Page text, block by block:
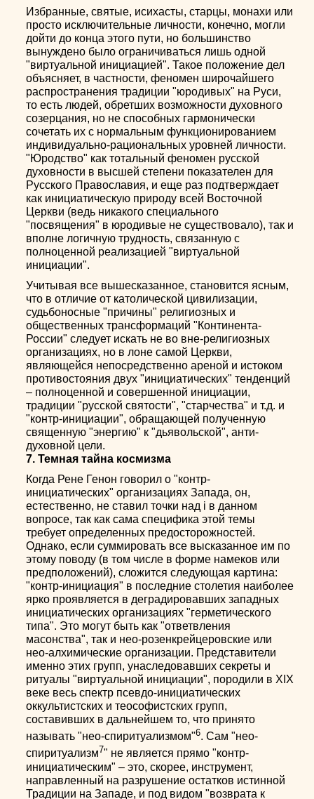
Избранные, святые, исихасты, старцы, монахи или
просто исключительные личности, конечно, могли
дойти до конца этого пути, но большинство
вынуждено было ограничиваться лишь одной
"виртуальной инициацией". Такое положение дел
объясняет, в частности, феномен широчайшего
распространения традиции "юродивых" на Руси,
то есть людей, обретших возможности духовного
созерцания, но не способных гармонически
сочетать их с нормальным функционированием
индивидуально-рациональных уровней личности.
"Юродство" как тотальный феномен русской
духовности в высшей степени показателен для
Русского Православия, и еще раз подтверждает
как инициатическую природу всей Восточной
Церкви (ведь никакого специального
"посвящения" в юродивые не существовало), так и
вполне логичную трудность, связанную с
полноценной реализацией "виртуальной
инициации".
Учитывая все вышесказанное, становится ясным,
что в отличие от католической цивилизации,
судьбоносные "причины" религиозных и
общественных трансформаций "Континента-
России" следует искать не во вне-религиозных
организациях, но в лоне самой Церкви,
являющейся непосредственно ареной и истоком
противостояния двух "инициатических" тенденций
– полноценной и совершенной инициации,
традиции "русской святости", "старчества" и т.д. и
"контр-инициации", обращающей полученную
священную "энергию" к "дьявольской", анти-
духовной цели.
7. Темная тайна космизма
Когда Рене Генон говорил о "контр-
инициатических" организациях Запада, он,
естественно, не ставил точки над i в данном
вопросе, так как сама специфика этой темы
требует определенных предосторожностей.
Однако, если суммировать все высказанное им по
этому поводу (в том числе в форме намеков или
предположений), сложится следующая картина:
"контр-инициация" в последние столетия наиболее
ярко проявляется в деградировавших западных
инициатических организациях "герметического
типа". Это могут быть как "ответвления
масонства", так и нео-розенкрейцеровские или
нео-алхимические организации. Представители
именно этих групп, унаследовавших секреты и
ритуалы "виртуальной инициации", породили в ХIХ
веке весь спектр псевдо-инициатических
оккультистских и теософистских групп,
составивших в дальнейшем то, что принято
называть "нео-спиритуализмом"6. Сам "нео-
спиритуализм7" не является прямо "контр-
инициатическим" – это, скорее, инструмент,
направленный на разрушение остатков истинной
Традиции на Западе, и под видом "возврата к